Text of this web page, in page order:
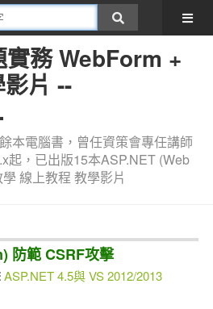
務 WebForm +
片 --
本電腦書，曾任資策會專任講師
起，已出版15本ASP.NET (Web
線上教程 教學影片
防範 CSRF攻擊
ASP.NET 4.5與 VS 2012/2013